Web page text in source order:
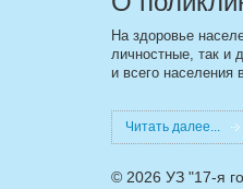
На здоровье
личностные, так и
и всего населения
Читать далее...
© 2026 УЗ "17-я